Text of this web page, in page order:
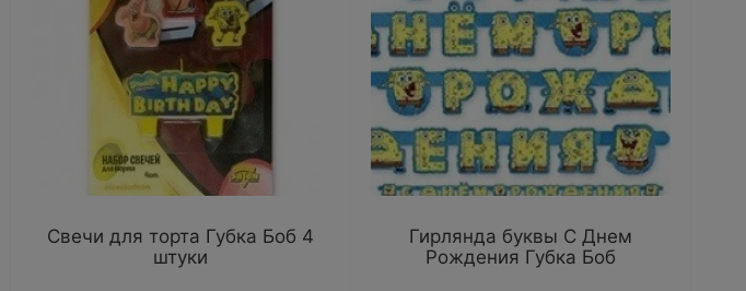
Свечи для торта Губка Боб 4
штуки
Гирлянда буквы С Днем
Рождения Губка Боб